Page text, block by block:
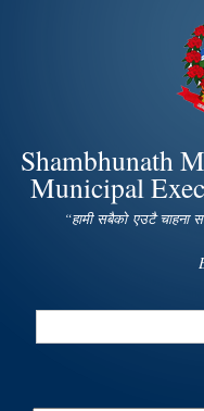
main
Shambhunath
Municipal
“हामी सबैको एउटै चाहना
Search